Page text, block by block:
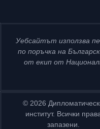
Уебсайтът използва
по поръчка на
от екип от
© 2026
институт. Всички
запазени.